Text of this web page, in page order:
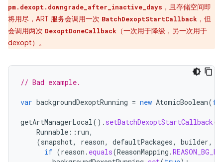
pm.dexopt.downgrade_after_inactive_days ，且存储空间即
将用尽，ART 服务会调用一次 BatchDexoptStartCallback ，但
会调用两次 DexoptDoneCallback
（一次用于降级，另一次用于
dexopt）。
// Bad example.
var backgroundDexoptRunning = new AtomicBoolean(
getArtManagerLocal(). setBatchDexoptStartCallback(
Runnable :: run,
(snapshot, reason, defaultPackages, builder,
if (reason . equals(ReasonMapping .